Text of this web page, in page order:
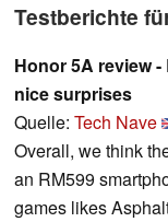
Testberichte
Honor 5A review
nice surprises
Quelle: Tech Nave
Overall, we think
an RM599
games likes